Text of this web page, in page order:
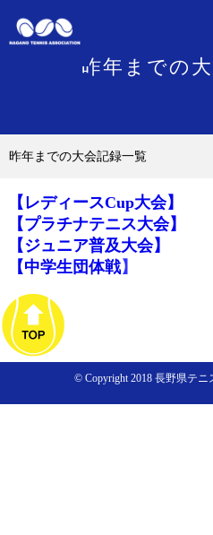
昨年までの
昨年までの大会記録一覧
【レディースCup大会】
【プラチナテニス大会】
【ジュニア普及大会】
【中学生団体戦】
© Copyright 2018 長野県テニ